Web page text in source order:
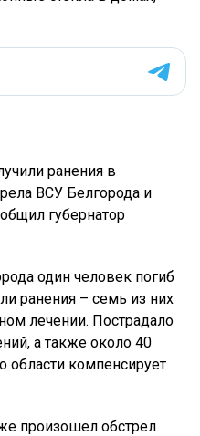
ранения в
ВСУ Белгорода и
губернатор
один человек погиб
ранения – семь из них
лечении. Пострадало
а также около 40
области компенсирует
произошел обстрел